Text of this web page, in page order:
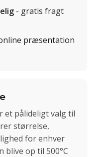
- gratis fragt
præsentation
et pålideligt valg til
størrelse,
for enhver
blive op til 500°C